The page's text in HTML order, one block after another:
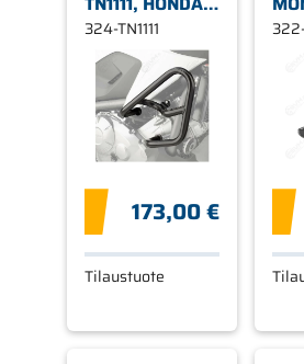
NC700 / 750
USEITA
MALLEJA
324-TN1111
173,00 €
Tilaustuote